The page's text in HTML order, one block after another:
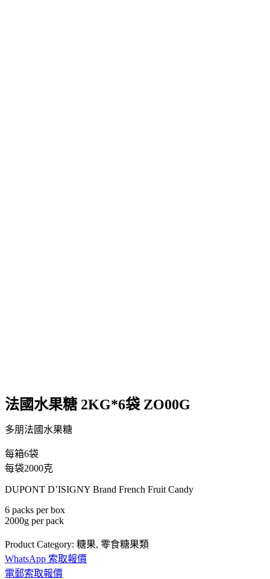
法國水果糖 2KG*6袋 ZO00G
多朋法國水果糖
每箱6袋
每袋2000克
DUPONT D’ISIGNY Brand French Fruit Candy
6 packs per box
2000g per pack
Product Category: 糖果, 零食糖果類
WhatsApp 索取報價
電郵索取報價